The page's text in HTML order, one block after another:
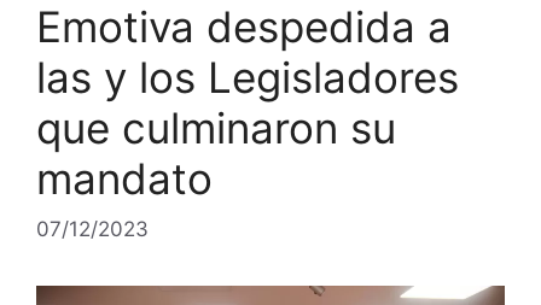
Emotiva despedida a
las y los Legisladores
que culminaron su
mandato
07/12/2023